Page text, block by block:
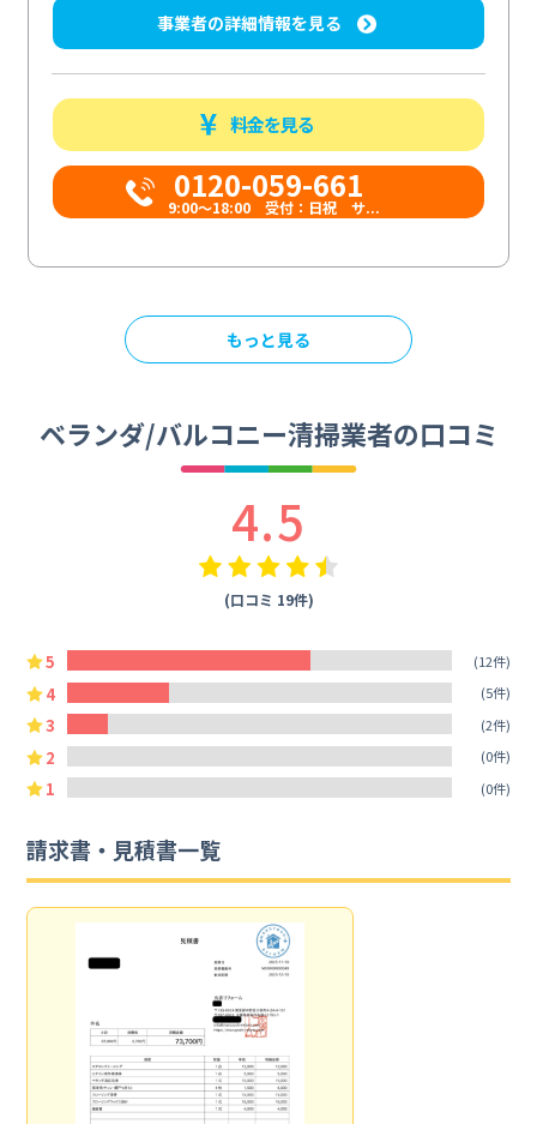
事業者の詳細情報を見る
料金を見る
0120-059-661
9:00〜18:00 受付：日祝 サ...
もっと見る
ベランダ/バルコニー清掃業者の口コミ
4.5
(口コミ 19件)
5 (12件)
4 (5件)
3 (2件)
2 (0件)
1 (0件)
請求書・見積書一覧